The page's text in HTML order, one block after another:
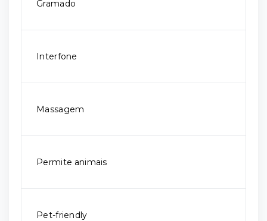
Gramado
Interfone
Massagem
Permite animais
Pet-friendly